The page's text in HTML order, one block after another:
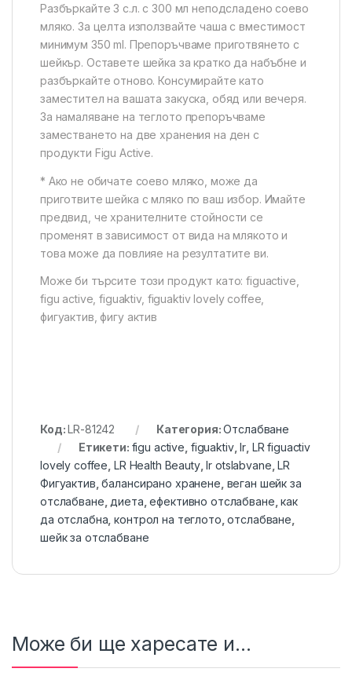
Разбъркайте 3 с.л. с 300 мл неподсладено соево
мляко. За целта използвайте чаша с вместимост
минимум 350 ml. Препоръчваме приготвянето с
шейкър. Оставете шейка за кратко да набъбне и
разбъркайте отново. Консумирайте като
заместител на вашата закуска, обяд или вечеря.
За намаляване на теглото препоръчваме
заместването на две хранения на ден с
продукти Figu Active.
* Ако не обичате соево мляко, може да
приготвите шейка с мляко по ваш избор. Имайте
предвид, че хранителните стойности се
променят в зависимост от вида на млякото и
това може да повлияе на резултатите ви.
Може би търсите този продукт като: figuactive,
figu active, figuaktiv, figuaktiv lovely coffee,
фигуактив, фигу актив
Код:LR-81242 Категория:Отслабване
Етикети: figu active figuaktiv,lr LR figuactiv
lovely coffee LR Health Beauty,lr otslabvane ,LR
Фигуактив ,балансирано хранене веган шейк за
отслабване диета ,ефективно отслабване ,как
да отслабна ,контрол на теглото ,отслабване
шейк за отслабване
Може би ще харесате и...